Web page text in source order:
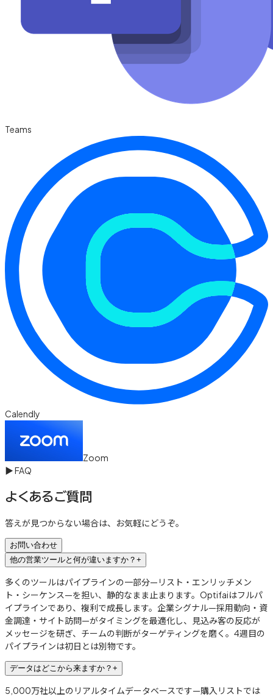
Teams
Calendly
Zoom
▶FAQ
よくあるご質問
答えが見つからない場合は、お気軽にどうぞ。
お問い合わせ
他の営業ツールと何が違いますか？ +
多くのツールはパイプラインの一部分—リスト・エンリッチメン
ト・シーケンス—を担い、静的なまま止まります。Optifaiはフルパ
イプラインであり、複利で成長します。企業シグナル—採用動向・資
金調達・サイト訪問—がタイミングを最適化し、見込み客の反応が
メッセージを研ぎ、チームの判断がターゲティングを磨く。4週目の
パイプラインは初日とは別物です。
データはどこから来ますか？ +
5,000万社以上のリアルタイムデータベースです—購入リストでは